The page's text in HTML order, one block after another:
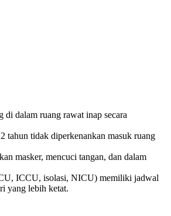
di dalam ruang rawat inap secara
tahun tidak diperkenankan masuk ruang
masker, mencuci tangan, dan dalam
ICCU, isolasi, NICU) memiliki jadwal
yang lebih ketat.